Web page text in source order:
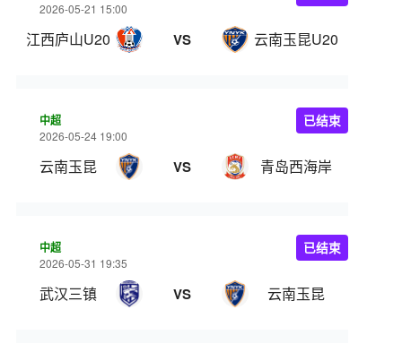
2026-05-21 15:00
江西庐山U20 VS 云南玉昆U20
中超
2026-05-24 19:00
云南玉昆 VS 青岛西海岸
已结束
中超
2026-05-31 19:35
武汉三镇 VS 云南玉昆
已结束